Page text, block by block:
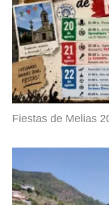
Fiestas de Melias